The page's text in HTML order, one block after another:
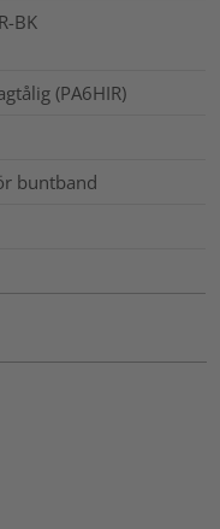
BK
(PA6HIR)
buntband